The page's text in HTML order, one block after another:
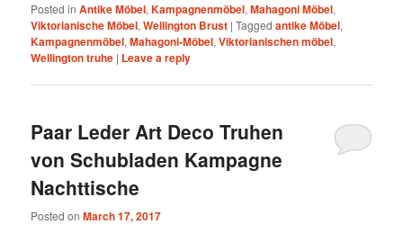
Posted in Antike Möbel,Kampagnenmöbel,Mahagoni Möbel,
Viktorianische Möbel,Wellington Brust |Tagged antike Möbel,
Kampagnenmöbel,Mahagoni-Möbel,Viktorianischen möbel,
Wellington truhe | Leave a reply
Paar Leder Art Deco Truhen
von Schubladen Kampagne
Nachttische
Posted onMarch 17, 2017